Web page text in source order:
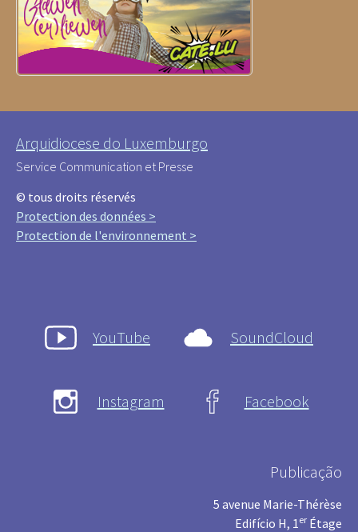
Arquidiocese do Luxemburgo
Service Communication et Presse
© tous droits réservés
Protection des données >
Protection de l'environnement >
YouTube SoundCloud
Instagram Facebook
Publicação
5 avenue Marie-Thérèse
Edifício H, 1er Étage